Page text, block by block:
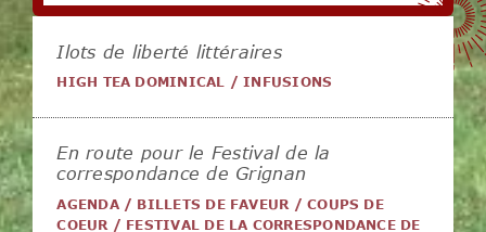
Ilots de liberté littéraires
HIGH TEA DOMINICAL /INFUSIONS
En route pour le Festival de la
correspondance de Grignan
AGENDA/ BILLETS DE FAVEUR /COUPS DE
COEUR / FESTIVAL DE LA CORRESPONDANCE DE